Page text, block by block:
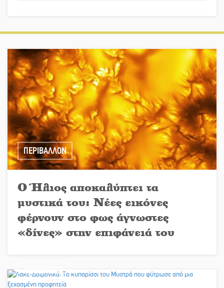
ΠΕΡΙΒΑΛΛΟΝ
Ο Ήλιος αποκαλύπτει τα
μυστικά του: Νέες εικόνες
φέρνουν στο φως άγνωστες
«δίνες» στην επιφάνειά του
ΑΠΟΔΡΑΣΕΙΣ